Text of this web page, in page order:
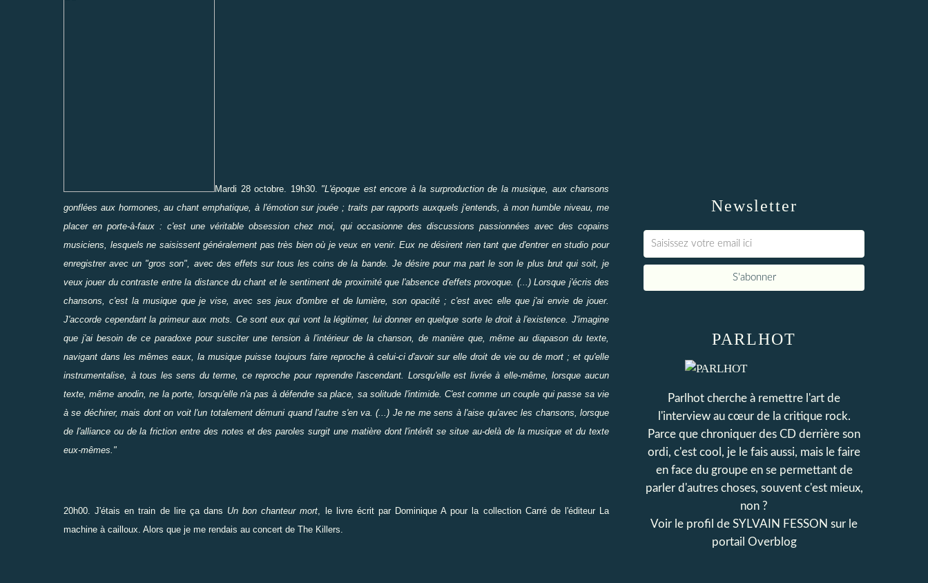
Mardi 28 octobre. 19h30. "L'époque est encore à la surproduction de la musique, aux chansons
gonflées aux hormones, au chant emphatique, à l'émotion sur jouée ; traits par rapports auxquels j'entends, à mon humble niveau, me
placer en porte-à-faux : c'est une véritable obsession chez moi, qui occasionne des discussions passionnées avec des copains
musiciens, lesquels ne saisissent généralement pas très bien où je veux en venir. Eux ne désirent rien tant que d'entrer en studio pour
enregistrer avec un "gros son", avec des effets sur tous les coins de la bande. Je désire pour ma part le son le plus brut qui soit, je
veux jouer du contraste entre la distance du chant et le sentiment de proximité que l'absence d'effets provoque. (...) Lorsque j'écris des
chansons, c'est la musique que je vise, avec ses jeux d'ombre et de lumière, son opacité ; c'est avec elle que j'ai envie de jouer.
J'accorde cependant la primeur aux mots. Ce sont eux qui vont la légitimer, lui donner en quelque sorte le droit à l'existence. J'imagine
que j'ai besoin de ce paradoxe pour susciter une tension à l'intérieur de la chanson, de manière que, même au diapason du texte,
navigant dans les mêmes eaux, la musique puisse toujours faire reproche à celui-ci d'avoir sur elle droit de vie ou de mort ; et qu'elle
instrumentalise, à tous les sens du terme, ce reproche pour reprendre l'ascendant. Lorsqu'elle est livrée à elle-même, lorsque aucun
texte, même anodin, ne la porte, lorsqu'elle n'a pas à défendre sa place, sa solitude l'intimide. C'est comme un couple qui passe sa vie
à se déchirer, mais dont on voit l'un totalement démuni quand l'autre s'en va. (...) Je ne me sens à l'aise qu'avec les chansons, lorsque
de l'alliance ou de la friction entre des notes et des paroles surgit une matière dont l'intérêt se situe au-delà de la musique et du texte
eux-mêmes."
20h00. J'étais en train de lire ça dans Un bon chanteur mort , le livre écrit par Dominique A pour la collection Carré de l'éditeur La
machine à cailloux. Alors que je me rendais au concert de The Killers
Newsletter
PARLHOT
Parlhot cherche à remettre l'art de
l'interview au cœur de la critique rock.
Parce que chroniquer des CD derrière son
ordi, c'est cool, je le fais aussi, mais le faire
en face du groupe en se permettant de
parler d'autres choses, souvent c'est mieux,
non ?
Voir le profil de SYLVAIN FESSON sur le
portail Overblog